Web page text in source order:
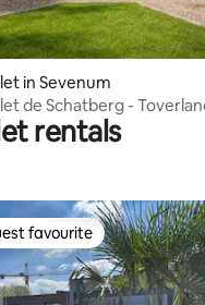
rating, 42 reviews
in Sevenum
de Schatberg -
rentals
favourite
favourite